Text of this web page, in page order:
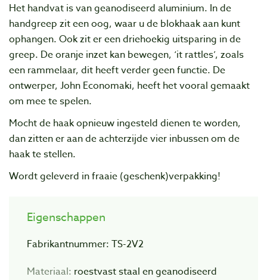
Het handvat is van geanodiseerd aluminium. In de
handgreep zit een oog, waar u de blokhaak aan kunt
ophangen. Ook zit er een driehoekig uitsparing in de
greep. De oranje inzet kan bewegen, ‘it rattles’, zoals
een rammelaar, dit heeft verder geen functie. De
ontwerper, John Economaki, heeft het vooral gemaakt
om mee te spelen.
Mocht de haak opnieuw ingesteld dienen te worden,
dan zitten er aan de achterzijde vier inbussen om de
haak te stellen.
Wordt geleverd in fraaie (geschenk)verpakking!
Eigenschappen
Fabrikantnummer: TS-2V2
Materiaal: roestvast staal en geanodiseerd